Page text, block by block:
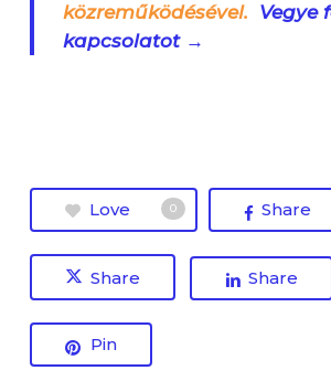
közreműködésével. Vegye
kapcsolatot →
Love 0 Share
Share Share
Pin